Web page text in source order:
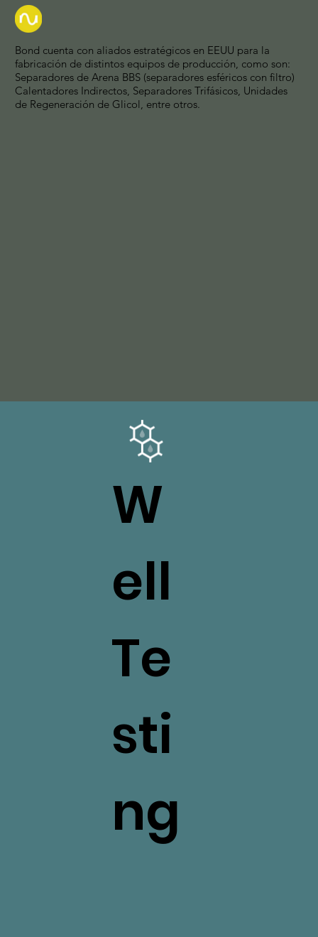
Bond cuenta con aliados estratégicos en EEUU para la
fabricación de distintos equipos de producción, como son:
Separadores de Arena BBS (separadores esféricos con filtro)
Calentadores Indirectos, Separadores Trifásicos, Unidades
de Regeneración de Glicol, entre otros.
W
ell
Te
sti
ng